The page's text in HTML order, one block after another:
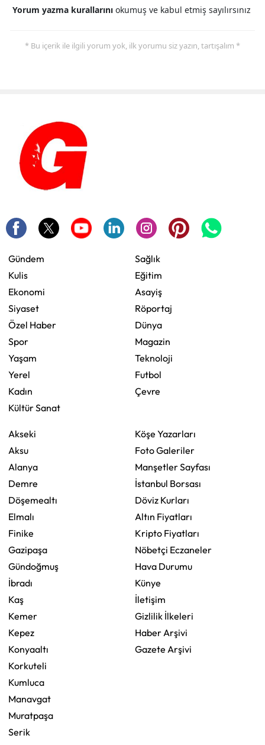
Yorum yazma kurallarını okumuş ve kabul etmiş sayılırsınız
* Bu içerik ile ilgili yorum yok, ilk yorumu siz yazın, tartışalım *
Gündem
Kulis
Ekonomi
Siyaset
Özel Haber
Spor
Yaşam
Yerel
Kadın
Kültür Sanat
Sağlık
Eğitim
Asayiş
Röportaj
Dünya
Magazin
Teknoloji
Futbol
Çevre
Akseki
Aksu
Alanya
Demre
Döşemealtı
Elmalı
Finike
Gazipaşa
Gündoğmuş
İbradı
Kaş
Kemer
Kepez
Konyaaltı
Korkuteli
Kumluca
Manavgat
Muratpaşa
Serik
Köşe Yazarları
Foto Galeriler
Manşetler Sayfası
İstanbul Borsası
Döviz Kurları
Altın Fiyatları
Kripto Fiyatları
Nöbetçi Eczaneler
Hava Durumu
Künye
İletişim
Gizlilik İlkeleri
Haber Arşivi
Gazete Arşivi